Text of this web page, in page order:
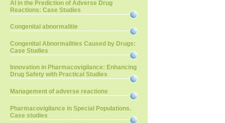
AI in the Prediction of Adverse Drug
Reactions: Case Studies
Congenital abnormalitie
Congenital Abnormalities Caused by Drugs:
Case Studies
Innovation in Pharmacovigilance: Enhancing
Drug Safety with Practical Studies
Management of adverse reactions
Pharmacovigilance in Special Populations.
Case studies